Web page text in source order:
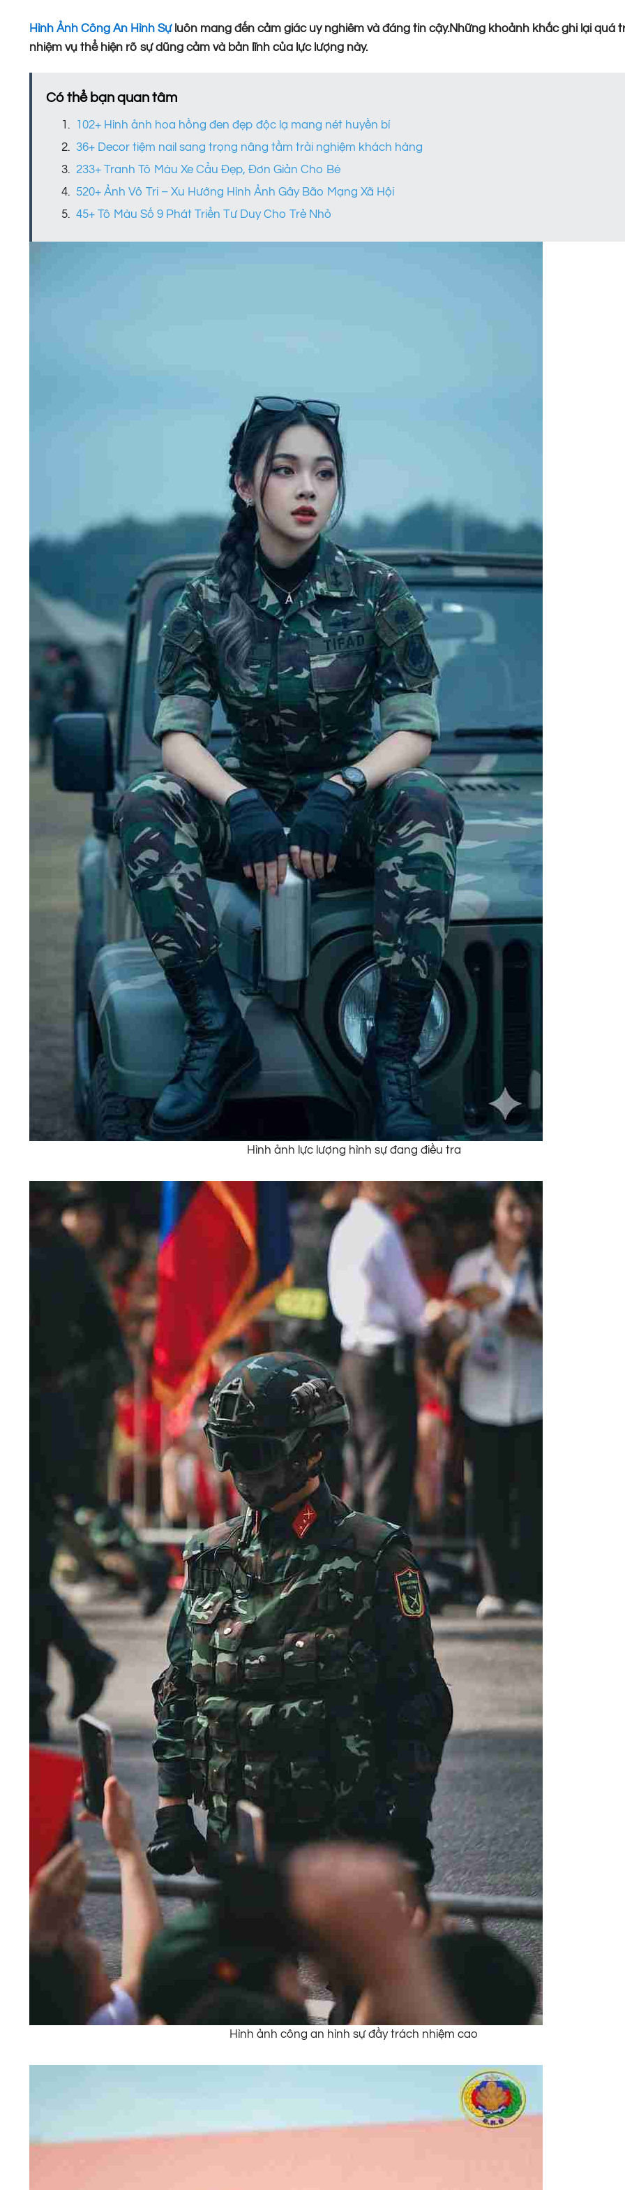
Hình Ảnh Công An Hình Sựluôn mang đến cảm giác uy nghiêm và đáng tin cậy.Những khoảnh khắc ghi lại quá
nhiệm vụ thể hiện rõ sự dũng cảm và bản lĩnh của lực lượng này.
Có thể bạn quan tâm
102+ Hình ảnh hoa hồng đen đẹp độc lạ mang nét huyền bí
36+ Decor tiệm nail sang trọng nâng tầm trải nghiệm khách hàng
233+ Tranh Tô Màu Xe Cẩu Đẹp, Đơn Giản Cho Bé
520+ Ảnh Vô Tri – Xu Hướng Hình Ảnh Gây Bão Mạng Xã Hội
45+ Tô Màu Số 9 Phát Triển Tư Duy Cho Trẻ Nhỏ
Hình ảnh lực lượng hình sự đang điều tra
Hình ảnh công an hình sự đầy trách nhiệm cao